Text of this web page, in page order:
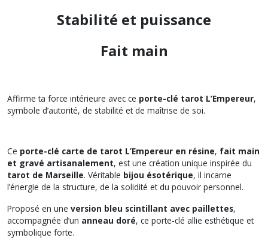
Stabilité et puissance
Fait main
Affirme ta force intérieure avec ce porte-clé tarot L’Empereur,
symbole d’autorité, de stabilité et de maîtrise de soi.
Ce porte-clé carte de tarot L’Empereur en résine, fait main
et gravé artisanalement, est une création unique inspirée du
tarot de Marseille. Véritable bijou ésotérique, il incarne
l’énergie de la structure, de la solidité et du pouvoir personnel.
Proposé en une version bleu scintillant avec paillettes,
accompagnée d’un anneau doré, ce porte-clé allie esthétique et
symbolique forte.